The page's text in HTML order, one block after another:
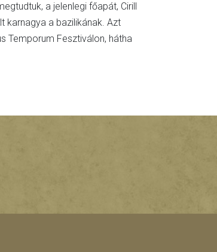
a jelenlegi főapát, Cirill
karnagya a bazilikának. Azt
Temporum Fesztiválon, hátha